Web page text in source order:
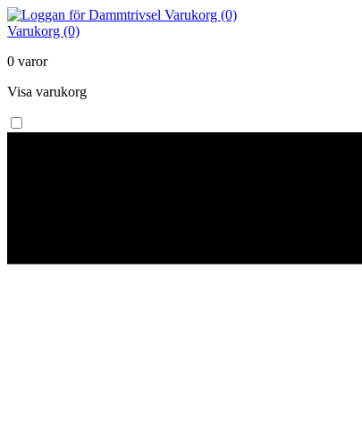
Varukorg (0)
Varukorg (0)
0 varor
Visa varukorg